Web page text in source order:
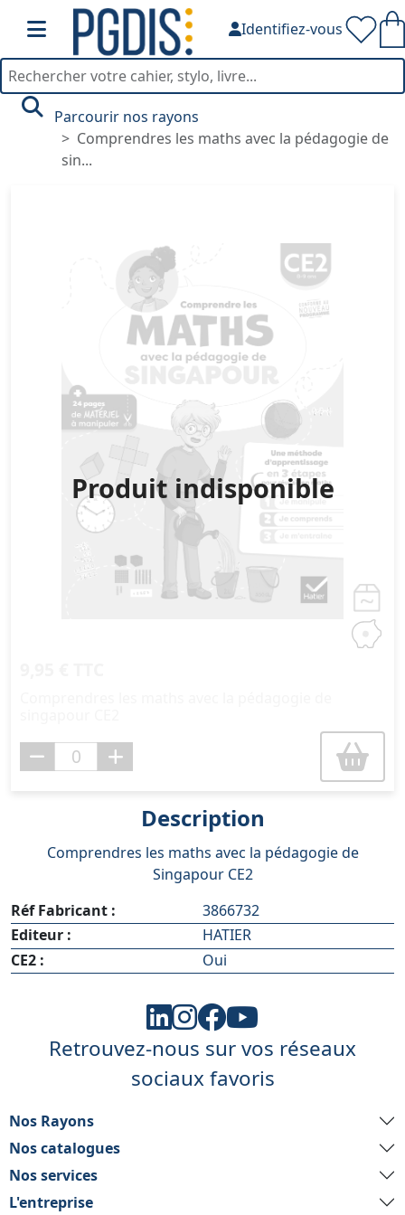
Identifiez-vous
Parcourir nos rayons
Comprendres les maths avec la pédagogie de
sin...
Produit indisponible
Description
Comprendres les maths avec la pédagogie de
Singapour CE2
Réf Fabricant :
3866732
Editeur :
HATIER
CE2 :
Oui
Retrouvez-nous sur vos réseaux
sociaux favoris
Nos Rayons
Nos catalogues
Nos services
L'entreprise